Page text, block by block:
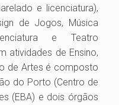
e licenciatura),
de Jogos, Música
e Teatro
atividades de Ensino,
de Artes é composto
do Porto (Centro de
(EBA) e dois órgãos